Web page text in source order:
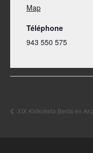
Map
Téléphone
943 550 575
XIX Kirikoketa Besta en